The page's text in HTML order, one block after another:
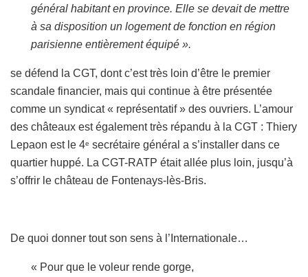
général habitant en province. Elle se devait de mettre
à sa disposition un logement de fonction en région
parisienne entièrement équipé ».
se défend la CGT, dont c’est très loin d’être le premier
scandale financier, mais qui continue à être présentée
comme un syndicat « représentatif » des ouvriers. L’amour
des châteaux est également très répandu à la CGT : Thiery
Lepaon est le 4e secrétaire général a s’installer dans ce
quartier huppé. La CGT-RATP était allée plus loin, jusqu’à
s’offrir le château de Fontenays-lès-Bris.
De quoi donner tout son sens à l’Internationale…
« Pour que le voleur rende gorge,